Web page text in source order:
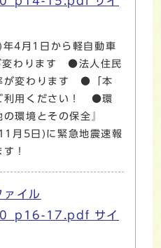
4月1日から軽自動車
変わります ●法人住民
が変わります ●「本
利用ください！ ●環
の環境とその保全』
月5日)に緊急地震速報
！
イル
17.pdf サイ